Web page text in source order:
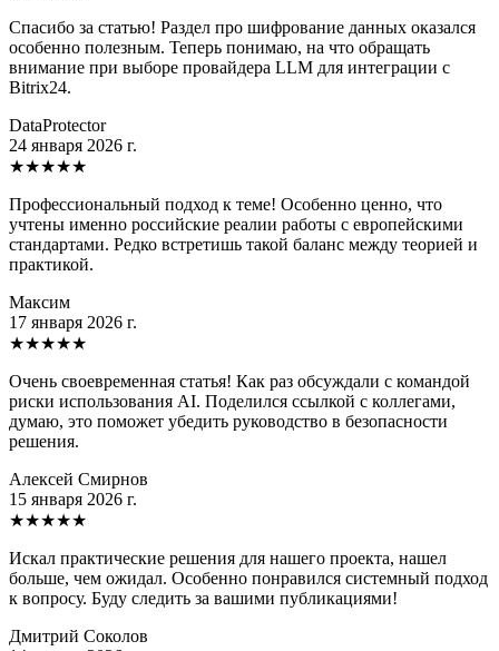
Спасибо за статью! Раздел про шифрование данных оказался
особенно полезным. Теперь понимаю, на что обращать
внимание при выборе провайдера LLM для интеграции с
Bitrix24.
DataProtector
24 января 2026 г.
★★★★★
Профессиональный подход к теме! Особенно ценно, что
учтены именно российские реалии работы с европейскими
стандартами. Редко встретишь такой баланс между теорией и
практикой.
Максим
17 января 2026 г.
★★★★★
Очень своевременная статья! Как раз обсуждали с командой
риски использования AI. Поделился ссылкой с коллегами,
думаю, это поможет убедить руководство в безопасности
решения.
Алексей Смирнов
15 января 2026 г.
★★★★★
Искал практические решения для нашего проекта, нашел
больше, чем ожидал. Особенно понравился системный подход
к вопросу. Буду следить за вашими публикациями!
Дмитрий Соколов